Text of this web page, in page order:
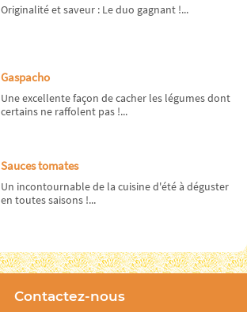
Originalité et saveur : Le duo gagnant !...
Gaspacho
Une excellente façon de cacher les légumes dont
certains ne raffolent pas !...
Sauces tomates
Un incontournable de la cuisine d'été à déguster
en toutes saisons !...
Contactez-nous